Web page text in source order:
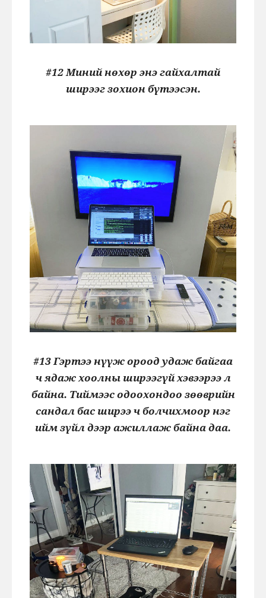
#12 Миний нөхөр энэ гайхалтай
ширээг зохион бүтээсэн.
#13 Гэртээ нүүж ороод удаж байгаа
ч ядаж хоолны ширээгүй хэвээрээ л
байна. Тиймээс одоохондоо зөөврийн
сандал бас ширээ ч болчихмоор нэг
ийм зүйл дээр ажиллаж байна даа.